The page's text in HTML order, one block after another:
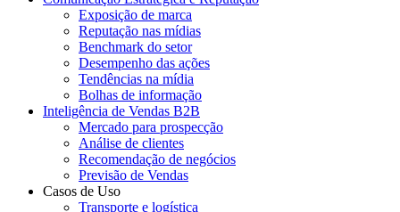
Exposição de marca
Reputação nas mídias
Benchmark do setor
Desempenho das ações
Tendências na mídia
Bolhas de informação
Inteligência de Vendas B2B
Mercado para prospecção
Análise de clientes
Recomendação de negócios
Previsão de Vendas
Casos de Uso
Transporte e logística